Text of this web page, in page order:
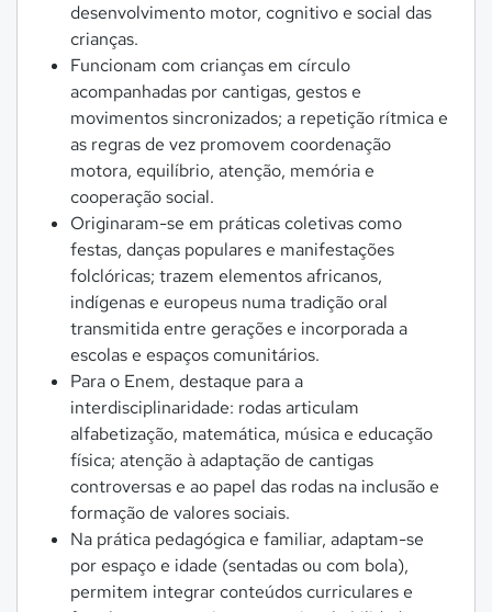
desenvolvimento motor, cognitivo e social das
crianças.
Funcionam com crianças em círculo
acompanhadas por cantigas, gestos e
movimentos sincronizados; a repetição rítmica e
as regras de vez promovem coordenação
motora, equilíbrio, atenção, memória e
cooperação social.
Originaram-se em práticas coletivas como
festas, danças populares e manifestações
folclóricas; trazem elementos africanos,
indígenas e europeus numa tradição oral
transmitida entre gerações e incorporada a
escolas e espaços comunitários.
Para o Enem, destaque para a
interdisciplinaridade: rodas articulam
alfabetização, matemática, música e educação
física; atenção à adaptação de cantigas
controversas e ao papel das rodas na inclusão e
formação de valores sociais.
Na prática pedagógica e familiar, adaptam-se
por espaço e idade (sentadas ou com bola),
permitem integrar conteúdos curriculares e